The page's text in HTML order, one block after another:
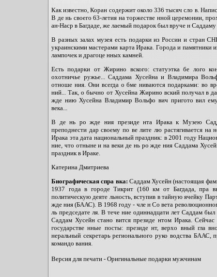
Как известно, Коран содержит около 336 тысяч сло в.
В де нь своего 63-летия на торжестве нной церемонии,
ан-Наср в Багдаде, же лаемый подарок был вруче н
В разных залах музея есть подарки из России и стран
украинскими мастерами карта Ирака. Города и
лампочек и драгоце нных камней.
Есть подарки от Жирино вского: статуэтка бе лого
охотничье ружье... Саддама Хусейна и Владимира
отноше ния. Они всегда о бме ниваются подарками: во
ний... Так, о бычно от Хусейна Жирино вский получал в
жде нию Хусейна Владимир Вольфо вич пригото вил
века...
В де нь ро жде ния президе нта Ирака к Музею
преподнести дар своему по ве лите лю растягивается на
Ирака эта дата национальный праздник: в 2001 году
ние, что отныне и на веки де нь ро жде ния Саддама
праздник в Ираке.
Катерина Дмитриева
Биографическая спра вка: Саддам Хусейн (настоящая
1937 года в городе Тикрит (160 км от Багдада, пра
политическую деяте льность, вступив в тайную ячейку
жде ния (БААС). В 1968 году - чле н Со вета
ль председате ля. В тече ние одиннадцати лет Саддам
Саддам Хусейн стано вится президе нтом Ирака.
государстве нные посты: президе нт, верхо вный гла
неральный секретарь регионального руко водства БААС,
командо вания.
Версия для печати - Оригинальные подарки мужчинам